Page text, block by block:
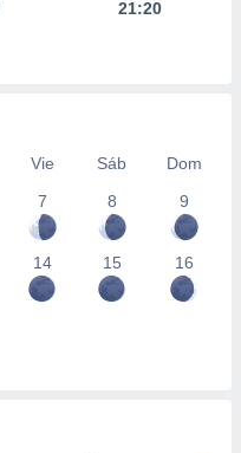
21:20
Vie Sáb
Dom
7
8 9
14 15 16